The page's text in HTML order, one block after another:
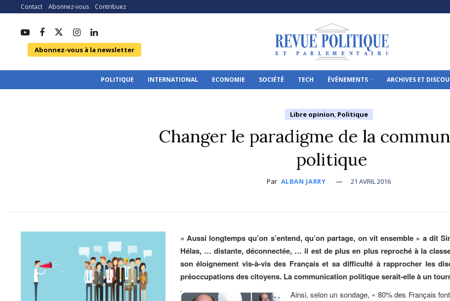
Contact Abonnez-vous Contribuez
Abonnez-vous à la newsletter
POLITIQUE INTERNATIONAL ECONOMIE SOCIÉTÉ TECH ÉVÉNEMENTS ARCHIVES ET
Libre opinion, Politique
Changer le paradigme de la
politique
Par ALBAN JARRY 21 AVRIL 2016
« Aussi longtemps qu’on s’entend, qu’on partage, on vit ensemble » a dit
Hélas, … distante, déconnectée, … il est de plus en plus reproché à la
son éloignement vis-à-vis des Français et sa difficulté à rapprocher les
préoccupations des citoyens. La communication politique serait-elle à un
Ainsi, selon un sondage, « 80% des Français